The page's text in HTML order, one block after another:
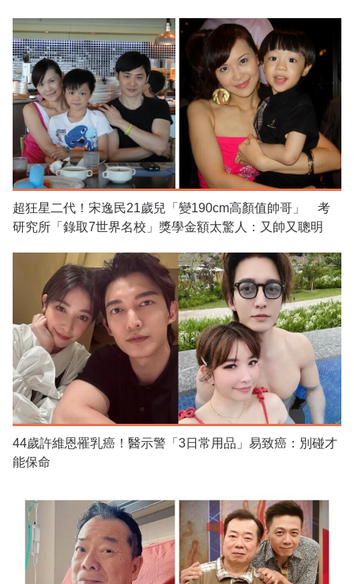
超狂星二代！宋逸民21歲兒「變190cm高顏值帥哥」 考
研究所「錄取7世界名校」獎學金額太驚人：又帥又聰明
44歲許維恩罹乳癌！醫示警「3日常用品」易致癌：別碰才
能保命